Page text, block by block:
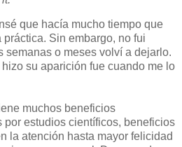
que hacía mucho tiempo que
Sin embargo, no fui
semanas o meses volví a dejarlo.
hizo su aparición fue cuando me lo
muchos beneficios
estudios científicos, beneficios
la atención hasta mayor felicidad